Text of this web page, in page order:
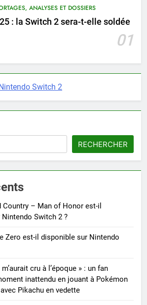
ANALYSES ET DOSSIERS
: la Switch 2 sera-t-elle soldée
01
Switch 2
RECHERCHER
Country – Man of Honor est-il
Switch 2 ?
Zero est-il disponible sur Nintendo
cru à l’époque » : un fan
inattendu en jouant à Pokémon
Pikachu en vedette